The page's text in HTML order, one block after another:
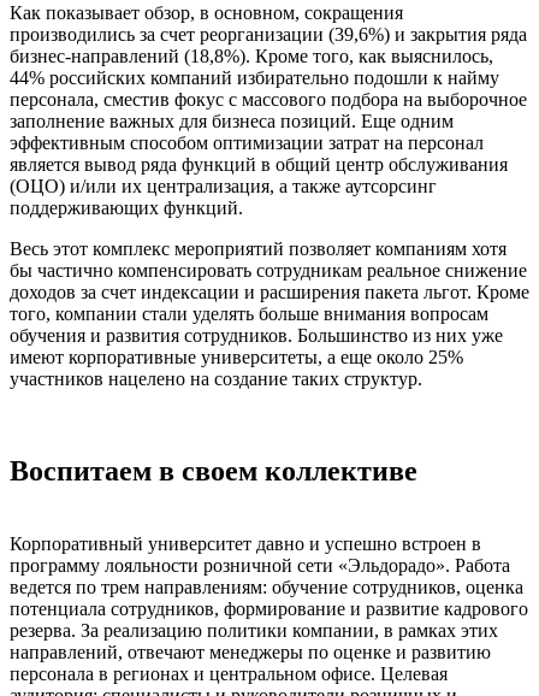
Как показывает обзор, в основном, сокращения
производились за счет реорганизации (39,6%) и закрытия ряда
бизнес-направлений (18,8%). Кроме того, как выяснилось,
44% российских компаний избирательно подошли к найму
персонала, сместив фокус с массового подбора на выборочное
заполнение важных для бизнеса позиций. Еще одним
эффективным способом оптимизации затрат на персонал
является вывод ряда функций в общий центр обслуживания
(ОЦО) и/или их централизация, а также аутсорсинг
поддерживающих функций.
Весь этот комплекс мероприятий позволяет компаниям хотя
бы частично компенсировать сотрудникам реальное снижение
доходов за счет индексации и расширения пакета льгот. Кроме
того, компании стали уделять больше внимания вопросам
обучения и развития сотрудников. Большинство из них уже
имеют корпоративные университеты, а еще около 25%
участников нацелено на создание таких структур.
Воспитаем в своем коллективе
Корпоративный университет давно и успешно встроен в
программу лояльности розничной сети «Эльдорадо». Работа
ведется по трем направлениям: обучение сотрудников, оценка
потенциала сотрудников, формирование и развитие кадрового
резерва. За реализацию политики компании, в рамках этих
направлений, отвечают менеджеры по оценке и развитию
персонала в регионах и центральном офисе. Целевая